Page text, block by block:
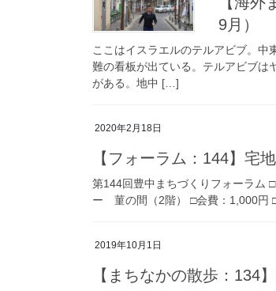
9月）
ここはイスラエルのテルアビブ。中
難の看板が出ている。テルアビブは
がある。地中 […]
2020年2月18日
【フォーラム：144】宅
第144回豊中まちづくりフォーラム
ー 菫の間（2階） □会費：1,000円
2019年10月1日
【まちなかの散歩：134